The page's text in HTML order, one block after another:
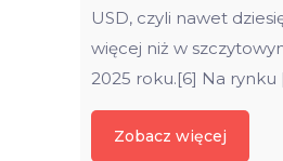
USD, czyli nawet
więcej niż w
2025 roku.[6] Na rynku
Zobacz więcej